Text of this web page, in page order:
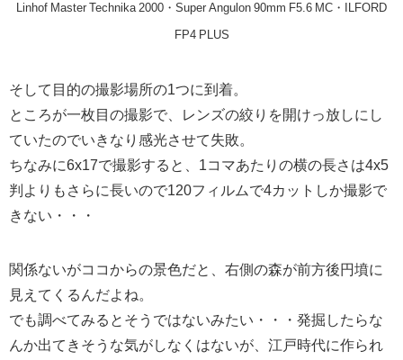
Linhof Master Technika 2000・Super Angulon 90mm F5.6 MC・ILFORD
FP4 PLUS
そして目的の撮影場所の1つに到着。
ところが一枚目の撮影で、レンズの絞りを開けっ放しにし
ていたのでいきなり感光させて失敗。
ちなみに6x17で撮影すると、1コマあたりの横の長さは4x5
判よりもさらに長いので120フィルムで4カットしか撮影で
きない・・・
関係ないがココからの景色だと、右側の森が前方後円墳に
見えてくるんだよね。
でも調べてみるとそうではないみたい・・・発掘したらな
んか出てきそうな気がしなくはないが、江戸時代に作られ